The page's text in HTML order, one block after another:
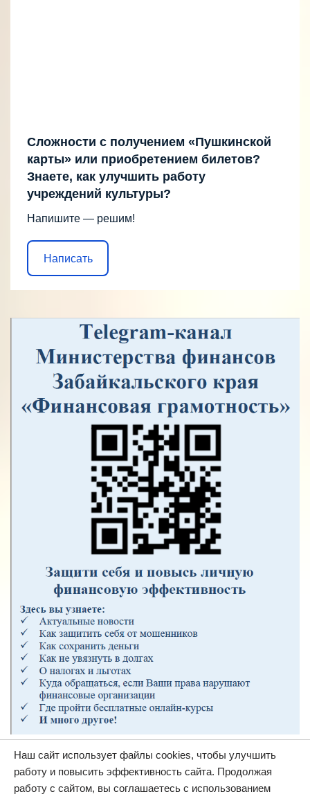
Сложности с получением «Пушкинской
карты» или приобретением билетов?
Знаете, как улучшить работу
учреждений культуры?
Напишите — решим!
Написать
Наш сайт использует файлы cookies, чтобы улучшить
работу и повысить эффективность сайта. Продолжая
работу с сайтом, вы соглашаетесь с использованием